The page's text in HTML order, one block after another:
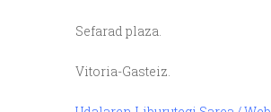
Sefarad plaza.
Vitoria-Gasteiz.